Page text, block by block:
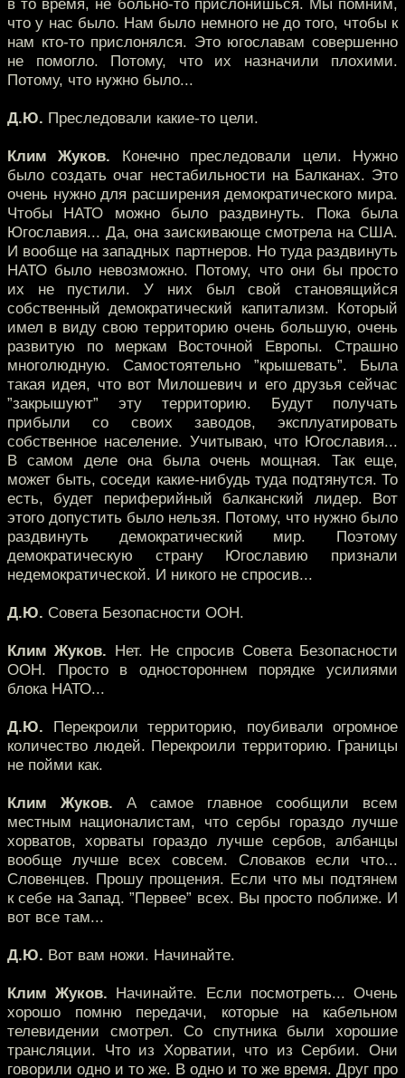
в то время, не больно-то прислонишься. Мы помним,
что у нас было. Нам было немного не до того, чтобы к
нам кто-то прислонялся. Это югославам совершенно
не помогло. Потому, что их назначили плохими.
Потому, что нужно было...
Д.Ю. Преследовали какие-то цели.
Клим Жуков. Конечно преследовали цели. Нужно
было создать очаг нестабильности на Балканах. Это
очень нужно для расширения демократического мира.
Чтобы НАТО можно было раздвинуть. Пока была
Югославия... Да, она заискивающе смотрела на США.
И вообще на западных партнеров. Но туда раздвинуть
НАТО было невозможно. Потому, что они бы просто
их не пустили. У них был свой становящийся
собственный демократический капитализм. Который
имел в виду свою территорию очень большую, очень
развитую по меркам Восточной Европы. Страшно
многолюдную. Самостоятельно ”крышевать”. Была
такая идея, что вот Милошевич и его друзья сейчас
”закрышуют” эту территорию. Будут получать
прибыли со своих заводов, эксплуатировать
собственное население. Учитываю, что Югославия...
В самом деле она была очень мощная. Так еще,
может быть, соседи какие-нибудь туда подтянутся. То
есть, будет периферийный балканский лидер. Вот
этого допустить было нельзя. Потому, что нужно было
раздвинуть демократический мир. Поэтому
демократическую страну Югославию признали
недемократической. И никого не спросив...
Д.Ю. Совета Безопасности ООН.
Клим Жуков. Нет. Не спросив Совета Безопасности
ООН. Просто в одностороннем порядке усилиями
блока НАТО...
Д.Ю. Перекроили территорию, поубивали огромное
количество людей. Перекроили территорию. Границы
не пойми как.
Клим Жуков. А самое главное сообщили всем
местным националистам, что сербы гораздо лучше
хорватов, хорваты гораздо лучше сербов, албанцы
вообще лучше всех совсем. Словаков если что...
Словенцев. Прошу прощения. Если что мы подтянем
к себе на Запад. ”Первее” всех. Вы просто поближе. И
вот все там...
Д.Ю. Вот вам ножи. Начинайте.
Клим Жуков. Начинайте. Если посмотреть... Очень
хорошо помню передачи, которые на кабельном
телевидении смотрел. Со спутника были хорошие
трансляции. Что из Хорватии, что из Сербии. Они
говорили одно и то же. В одно и то же время. Друг про